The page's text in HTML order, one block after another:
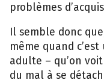
problèmes
Il semble donc
même quand
adulte – qu’on
du mal à se